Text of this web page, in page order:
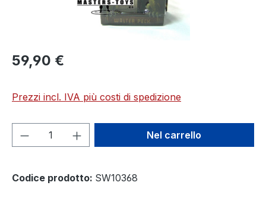
59,90 €
Prezzi incl. IVA più costi di spedizione
Quantità del prodotto: inserisci la
Nel carrello
Codice prodotto: SW10368